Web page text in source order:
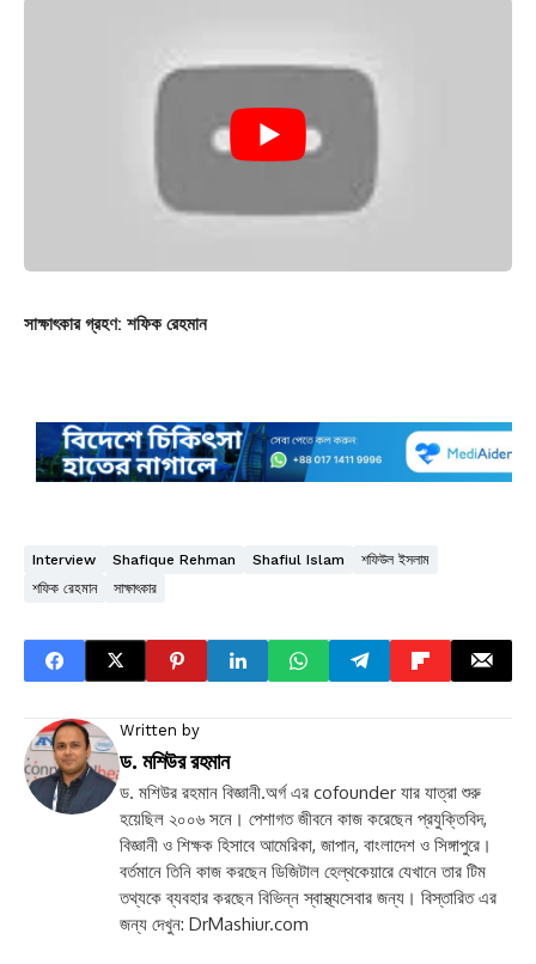
সাক্ষাৎকার গ্রহণ: শফিক রেহমান
Interview Shafique Rehman Shafiul Islam
শফিউল ইসলাম
শফিক রেহমান
সাক্ষাৎকার
Written by
ড. মশিউর রহমান
ড. মশিউর রহমান বিজ্ঞানী.অর্গ এর cofounder যার যাত্রা শুরু
হয়েছিল ২০০৬ সনে। পেশাগত জীবনে কাজ করেছেন প্রযুক্তিবিদ,
বিজ্ঞানী ও শিক্ষক হিসাবে আমেরিকা, জাপান, বাংলাদেশ ও সিঙ্গাপুরে।
বর্তমানে তিনি কাজ করছেন ডিজিটাল হেল্থকেয়ারে যেখানে তার টিম
তথ্যকে ব্যবহার করছেন বিভিন্ন স্বাস্থ্যসেবার জন্য। বিস্তারিত এর
জন্য দেখুন: DrMashiur.com